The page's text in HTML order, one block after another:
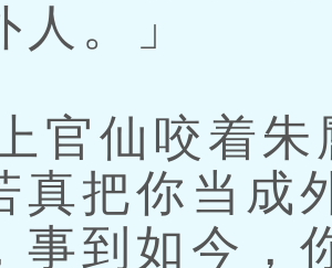
人。」
仙咬着朱
真把你当成
事到如今，